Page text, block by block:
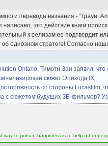
перевода названия - "Траун:
написано, что действие книги
к релизам ее подтвердит
одиозном стратеге! Согласно
Ontario, Тимоти Зан заявил,
сюжет Эпизода IX.
со стороны Lucasfilm,
с сюжетом будущих ЗВ-фильмов?
way to pursue happiness is to help other